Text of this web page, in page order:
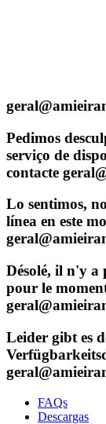
Pedimos
serviço de
contacte
Lo sentimos,
línea en este
Désolé, il n'y a
pour le
Leider gibt es
FAQs
Descargas